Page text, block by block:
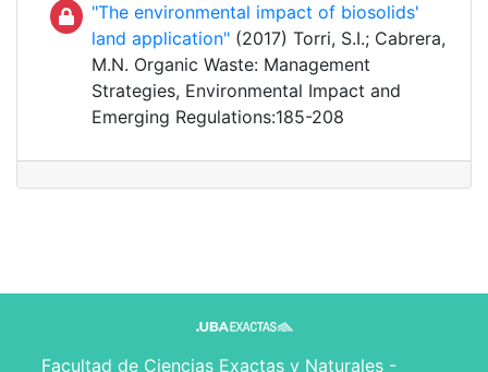
"The environmental impact of biosolids'
land application" (2017) Torri, S.I.; Cabrera,
M.N. Organic Waste: Management
Strategies, Environmental Impact and
Emerging Regulations:185-208
Facultad de Ciencias Exactas y Naturales -